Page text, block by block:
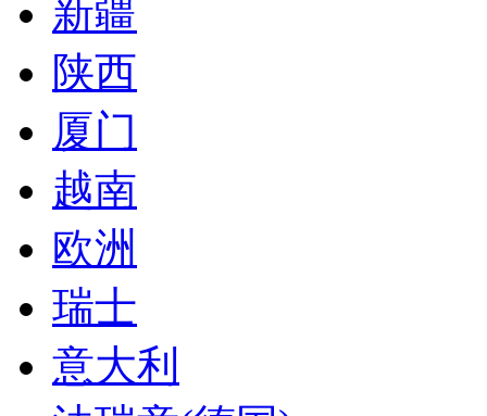
新疆
陕西
厦门
越南
欧洲
瑞士
意大利